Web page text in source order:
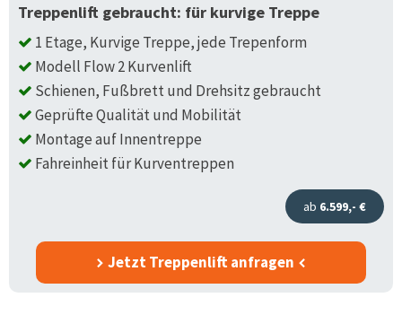
Treppenlift gebraucht: für kurvige Treppe
1 Etage, Kurvige Treppe, jede Trepenform
Modell Flow 2 Kurvenlift
Schienen, Fußbrett und Drehsitz gebraucht
Geprüfte Qualität und Mobilität
Montage auf Innentreppe
Fahreinheit für Kurventreppen
ab 6.599,- €
Jetzt Treppenlift anfragen